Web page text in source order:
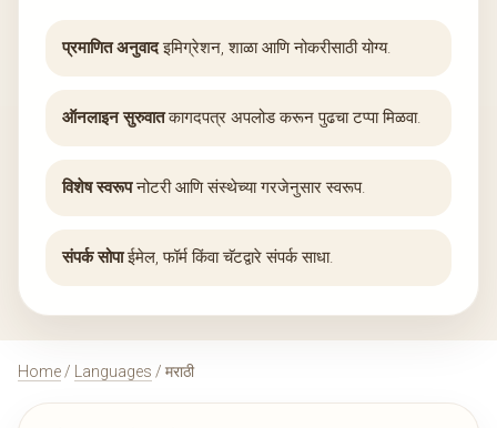
प्रमाणित अनुवादइमिग्रेशन, शाळा आणि नोकरीसाठी योग्य.
ऑनलाइन सुरुवातकागदपत्र अपलोड करून पुढचा टप्पा मिळवा.
विशेष स्वरूपनोटरी आणि संस्थेच्या गरजेनुसार स्वरूप.
संपर्क सोपाईमेल, फॉर्म किंवा चॅटद्वारे संपर्क साधा.
Home / Languages / मराठी